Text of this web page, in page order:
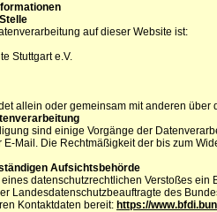
auf dieser Website ist:
Stuttgart e.V.
allein oder gemeinsam mit anderen
sind einige Vorgänge der
Mail. Die Rechtmäßigkeit der bis zum
Aufsichtsbehörde
datenschutzrechtlichen Verstoßes
Landesdatenschutzbeauftragte des
Kontaktdaten bereit: https://